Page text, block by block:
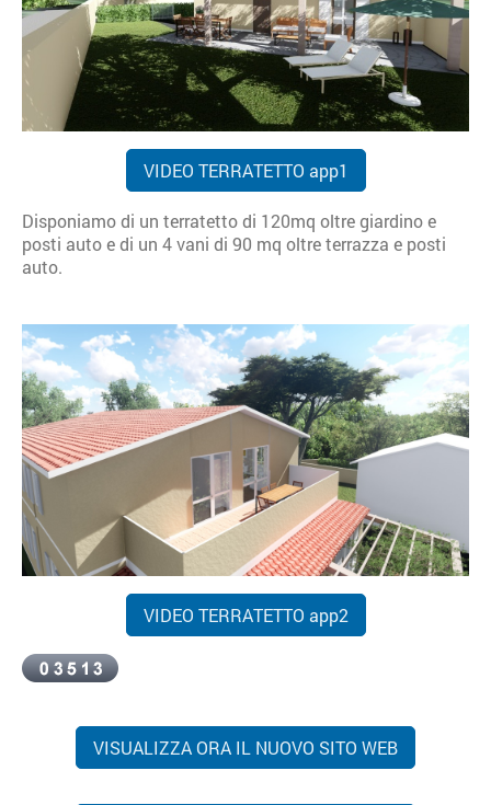
VIDEO TERRATETTO app1
Disponiamo di un terratetto di 120mq oltre giardino e
posti auto e di un 4 vani di 90 mq oltre terrazza e posti
auto.
VIDEO TERRATETTO app2
VISUALIZZA ORA IL NUOVO SITO WEB